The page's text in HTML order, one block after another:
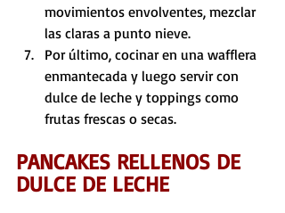
movimientos envolventes, mezclar
las claras a punto nieve.
Por último, cocinar en una wafflera
enmantecada y luego servir con
dulce de leche y toppings como
frutas frescas o secas.
PANCAKES RELLENOS DE
DULCE DE LECHE